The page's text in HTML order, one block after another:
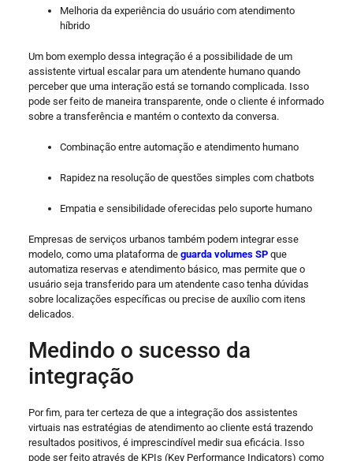
Melhoria da experiência do usuário com atendimento
híbrido
Um bom exemplo dessa integração é a possibilidade de um
assistente virtual escalar para um atendente humano quando
perceber que uma interação está se tornando complicada. Isso
pode ser feito de maneira transparente, onde o cliente é informado
sobre a transferência e mantém o contexto da conversa.
Combinação entre automação e atendimento humano
Rapidez na resolução de questões simples com chatbots
Empatia e sensibilidade oferecidas pelo suporte humano
Empresas de serviços urbanos também podem integrar esse
modelo, como uma plataforma de guarda volumes SPque
automatiza reservas e atendimento básico, mas permite que o
usuário seja transferido para um atendente caso tenha dúvidas
sobre localizações específicas ou precise de auxílio com itens
delicados.
Medindo o sucesso da
integração
Por fim, para ter certeza de que a integração dos assistentes
virtuais nas estratégias de atendimento ao cliente está trazendo
resultados positivos, é imprescindível medir sua eficácia. Isso
pode ser feito através de KPIs (Key Performance Indicators) como